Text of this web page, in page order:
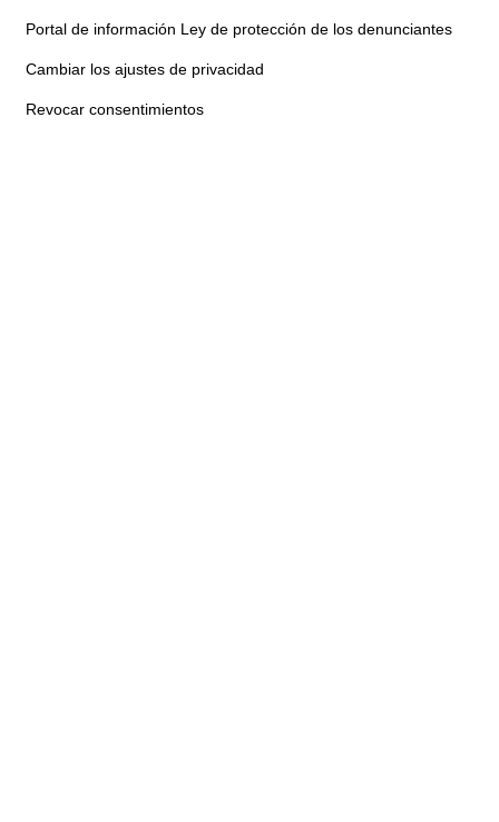
Portal de información Ley de protección de los denunciantes
Cambiar los ajustes de privacidad
Revocar consentimientos